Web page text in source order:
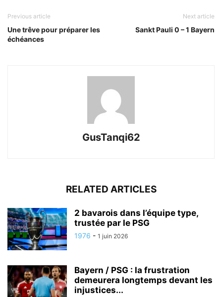
Previous article
Une trêve pour préparer les
échéances
Next article
Sankt Pauli 0 – 1 Bayern
GusTanqi62
RELATED ARTICLES
2 bavarois dans l’équipe type,
trustée par le PSG
1976 - 1 juin 2026
Bayern / PSG : la frustration
demeurera longtemps devant les
injustices...